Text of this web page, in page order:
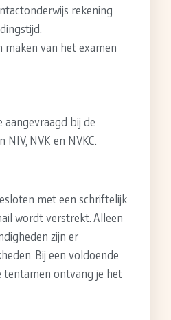
rekening
van het examen
bij de
NVK en NVKC.
met een schriftelijk
wordt verstrekt. Alleen
zijn er
Bij een voldoende
ontvang je het